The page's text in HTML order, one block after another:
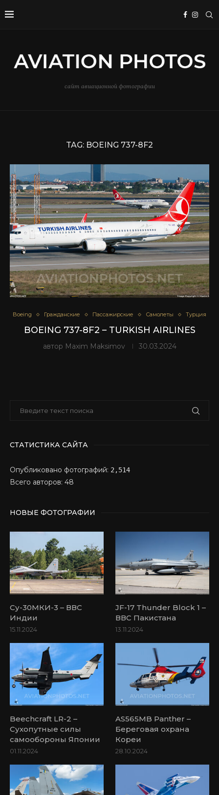
сайт авиационной фотографии
TAG: BOEING 737-8F2
Boeing Гражданские Пассажирские Самолеты Турция
BOEING 737-8F2 – TURKISH AIRLINES
автор Maxim Maksimov 30.03.2024
СТАТИСТИКА САЙТА
Опубликовано фотографий: 2,514
Всего авторов: 48
НОВЫЕ ФОТОГРАФИИ
Су-30МКИ-3 – ВВС
Индии
15.11.2024
JF-17 Thunder Block 1 –
ВВС Пакистана
13.11.2024
Beechcraft LR-2 –
Сухопутные силы
самообороны Японии
01.11.2024
AS565MB Panther –
Береговая охрана
Кореи
28.10.2024